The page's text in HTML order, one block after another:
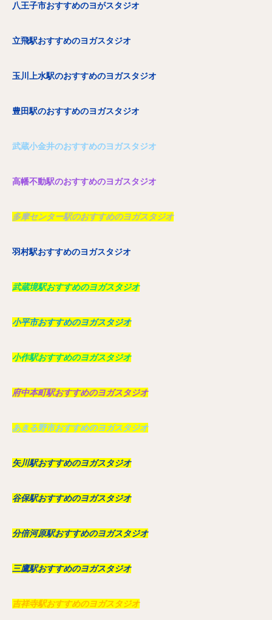
八王子市おすすめのヨがスタジオ
立飛駅おすすめのヨガスタジオ
玉川上水駅のおすすめのヨガスタジオ
豊田駅のおすすめのヨガスタジオ
武蔵小金井のおすすめのヨガスタジオ
高幡不動駅のおすすめのヨガスタジオ
多摩センター駅のおすすめのヨガスタジオ
羽村駅おすすめのヨガスタジオ
武蔵境駅おすすめのヨガスタジオ
小平市おすすめのヨガスタジオ
小作駅おすすめのヨガスタジオ
府中本町駅おすすめのヨガスタジオ
あきる野市おすすめのヨガスタジオ
矢川駅おすすめのヨガスタジオ
谷保駅おすすめのヨガスタジオ
分倍河原駅おすすめのヨガスタジオ
三鷹駅おすすめのヨガスタジオ
吉祥寺駅おすすめのヨガスタジオ